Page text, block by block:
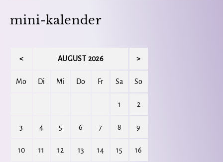
mini-kalender
< AUGUST 2026 >
Mo Di Mi Do Fr Sa So
1 2
3 4 5 6 7 8 9
10 11 12 13 14 15 16